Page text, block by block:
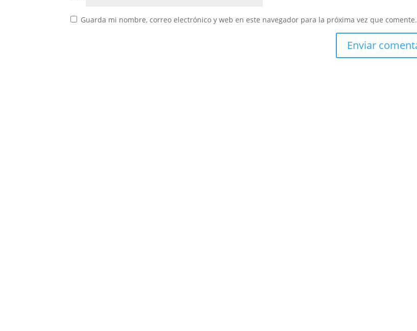
Guarda mi nombre, correo electrónico y web en este navegador para la próxima vez que comente.